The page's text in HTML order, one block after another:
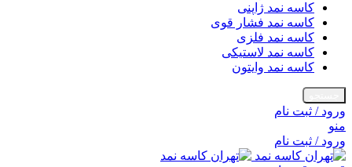
کاسه نمد ژاپنی
کاسه نمد فشار قوی
کاسه نمد فلزی
کاسه نمد لاستیکی
کاسه نمد وایتون
ورود / ثبت نام
منو
ورود / ثبت نام